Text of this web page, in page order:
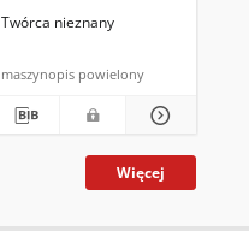
Twórca nieznany
maszynopis powielony
Więcej